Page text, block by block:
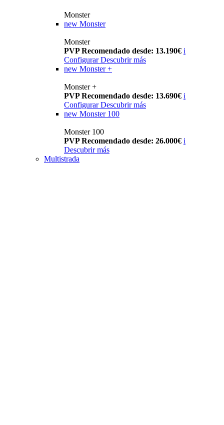
Monster
new Monster
Monster
PVP Recomendado desde: 13.190€ i
Configurar Descubrir más
new Monster +
Monster +
PVP Recomendado desde: 13.690€ i
Configurar Descubrir más
new Monster 100
Monster 100
PVP Recomendado desde: 26.000€ i
Descubrir más
Multistrada